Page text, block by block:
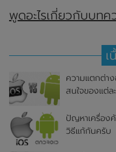
พูดอะไรเกี่ยวกับบทค
เ
ความแตกต่า
สนใจของแต่ล
ปัญหาเครื่อง
วิธีแก้กันครับ